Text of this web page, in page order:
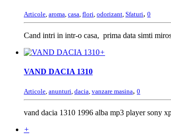
Articole aroma casa flori odorizant Sfaturi, 0
Cand intri in intr-o casa, prima data simti
+
VAND DACIA 1310
Articole, anunturi, dacia, vanzare masina, 0
vand dacia 1310 1996 alba mp3 player sony
+